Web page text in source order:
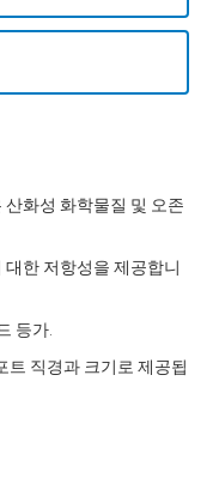
화성 화학물질 및 오존
한 저항성을 제공합니
등가.
트 직경과 크기로 제공됩